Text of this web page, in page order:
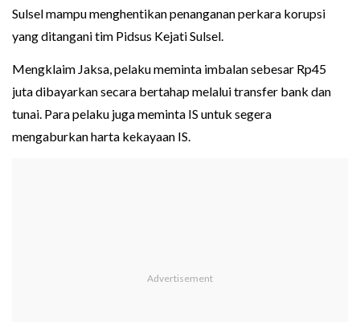
Sulsel mampu menghentikan penanganan perkara korupsi
yang ditangani tim Pidsus Kejati Sulsel.
Mengklaim Jaksa, pelaku meminta imbalan sebesar Rp45
juta dibayarkan secara bertahap melalui transfer bank dan
tunai. Para pelaku juga meminta IS untuk segera
mengaburkan harta kekayaan IS.